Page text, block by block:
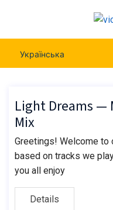
Українська
Light Dreams —
Mix
Greetings! Welcome to
based on tracks we
you all enjoy
Details